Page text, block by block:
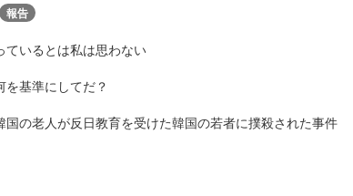
報告
ているとは私は思わない
基準にしてだ？
の老人が反日教育を受けた韓国の若者に撲殺された事件